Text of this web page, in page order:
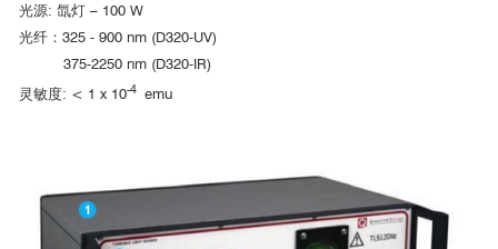
光源: 氙灯 – 100 W
光纤：325 - 900 nm (D320-UV)
375-2250 nm (D320-IR)
灵敏度: < 1 x 10-4 emu